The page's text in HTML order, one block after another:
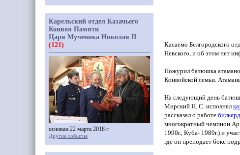
Касаемо Белгородского
Невского, и об этом нет
Пожурил батюшка
Конвойской семьи.
На следующий день
Мирский Н. С. исполнял
рассказал о работе
многократный чемпион
1990г., Куба- 1989г.) и
где он преподает бокс
Карельский отдел Казачьего
Конвоя Памяти
Царя Мученика Николая II
(121)
основан 22 марта 2018 г.
Другие события